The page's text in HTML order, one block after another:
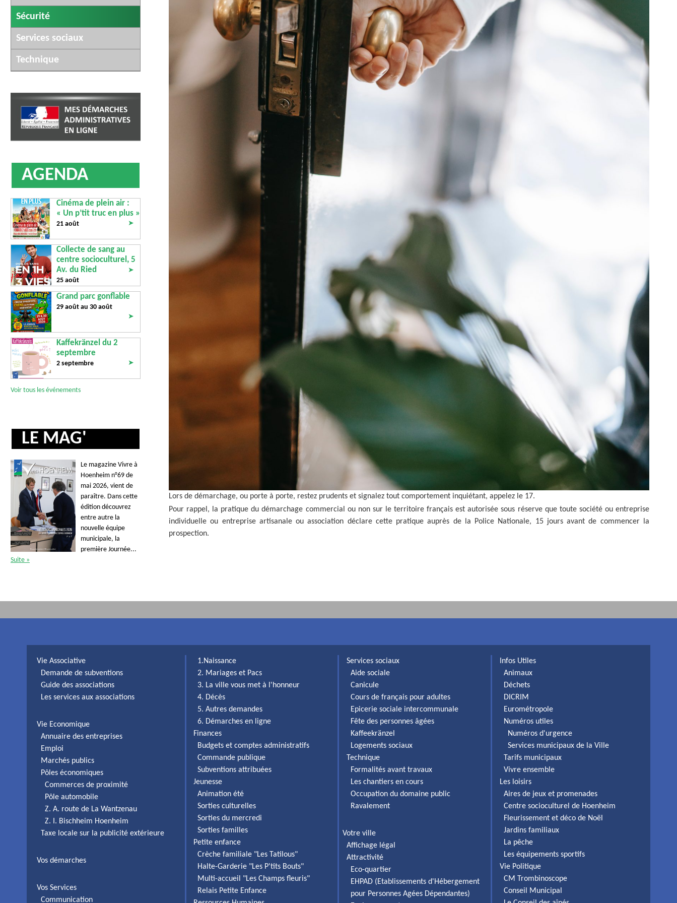
Sécurité
Services sociaux
Technique
AGENDA
Cinéma de plein air :
« Un p’tit truc en plus »
21 août ➤
Collecte de sang au
centre socioculturel, 5
Av. du Ried
25 août
➤
Grand parc gonflable
29 août au 30 août
➤
Kaffekränzel du 2
septembre
2 septembre ➤
Voir tous les événements
LE MAG'
Le magazine Vivre à
Hoenheim n°69 de
mai 2026, vient de
paraître. Dans cette
édition découvrez
entre autre la
nouvelle équipe
municipale, la
première Journée...
Suite »
Lors de démarchage, ou porte à porte, restez prudents et signalez tout comportement inquiétant, appelez le 17.
Pour rappel, la pratique du démarchage commercial ou non sur le territoire français est autorisée sous réserve que toute société ou entreprise
individuelle ou entreprise artisanale ou association déclare cette pratique auprès de la Police Nationale, 15 jours avant de commencer la
prospection.
Vie Associative
Demande de subventions
Guide des associations
Les services aux associations
Vie Economique
Annuaire des entreprises
Emploi
Marchés publics
Pôles économiques
Commerces de proximité
Pôle automobile
Z. A. route de La Wantzenau
Z. I. Bischheim Hoenheim
Taxe locale sur la publicité extérieure
Vos démarches
Vos Services
Communication
1.Naissance
2. Mariages et Pacs
3. La ville vous met à l'honneur
4. Décès
5. Autres demandes
6. Démarches en ligne
Finances
Budgets et comptes administratifs
Commande publique
Subventions attribuées
Jeunesse
Animation été
Sorties culturelles
Sorties du mercredi
Sorties familles
Petite enfance
Crèche familiale "Les Tatilous"
Halte-Garderie "Les P'tits Bouts"
Multi-accueil "Les Champs fleuris"
Relais Petite Enfance
Services sociaux
Aide sociale
Canicule
Cours de français pour adultes
Epicerie sociale intercommunale
Fête des personnes âgées
Kaffeekränzel
Logements sociaux
Technique
Formalités avant travaux
Les chantiers en cours
Occupation du domaine public
Ravalement
Votre ville
Affichage légal
Attractivité
Eco-quartier
EHPAD (Etablissements d'Hébergement
pour Personnes Agées Dépendantes)
Infos Utiles
Animaux
Déchets
DICRIM
Eurométropole
Numéros utiles
Numéros d'urgence
Services municipaux de la Ville
Tarifs municipaux
Vivre ensemble
Les loisirs
Aires de jeux et promenades
Centre socioculturel de Hoenheim
Fleurissement et déco de Noël
Jardins familiaux
La pêche
Les équipements sportifs
Vie Politique
CM Trombinoscope
Conseil Municipal